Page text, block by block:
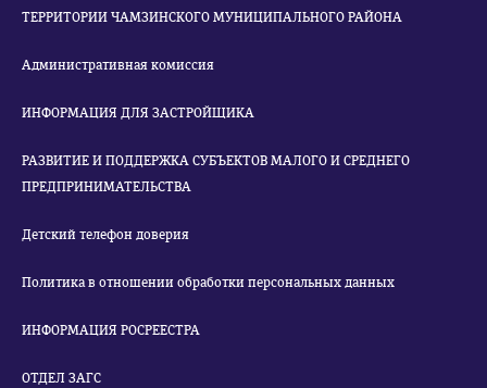
ТЕРРИТОРИИ ЧАМЗИНСКОГО МУНИЦИПАЛЬНОГО РАЙОНА
Административная комиссия
ИНФОРМАЦИЯ ДЛЯ ЗАСТРОЙЩИКА
РАЗВИТИЕ И ПОДДЕРЖКА СУБЪЕКТОВ МАЛОГО И СРЕДНЕГО
ПРЕДПРИНИМАТЕЛЬСТВА
Детский телефон доверия
Политика в отношении обработки персональных данных
ИНФОРМАЦИЯ РОСРЕЕСТРА
ОТДЕЛ ЗАГС